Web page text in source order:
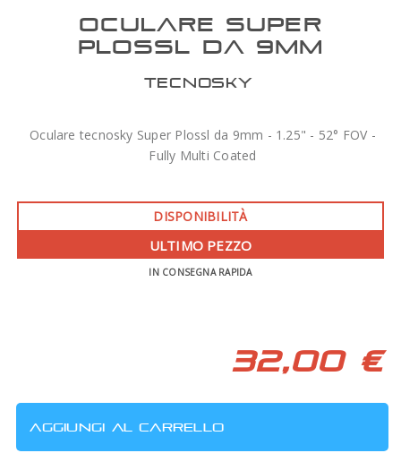
OCULARE SUPER
PLOSSL DA 9MM
TECNOSKY
Oculare tecnosky Super Plossl da 9mm - 1.25" - 52° FOV -
Fully Multi Coated
DISPONIBILITÀ
ULTIMO PEZZO
IN CONSEGNA RAPIDA
32,00 €